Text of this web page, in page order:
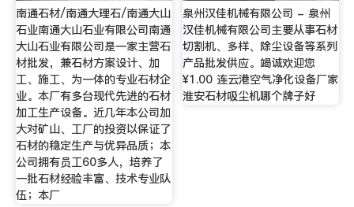
南通石材/南通大理石/南通大山
石业南通大山石业有限公司南通
大山石业有限公司是一家主营石
材批发，兼石材方案设计、加
工、施工、为一体的专业石材企
业。本厂有多台现代先进的石材
加工生产设备。近几年本公司加
大对矿山、工厂的投资以保证了
石材的稳定生产与优异品质；本
公司拥有员工60多人，培养了
一批石材经验丰富、技术专业队
伍；本厂
泉州汉佳机械有限公司 - 泉州
汉佳机械有限公司主要从事石材
切割机、多样、除尘设备等系列
产品批发供应。竭诚欢迎您
¥1.00 连云港空气净化设备厂家
淮安石材吸尘机哪个牌子好